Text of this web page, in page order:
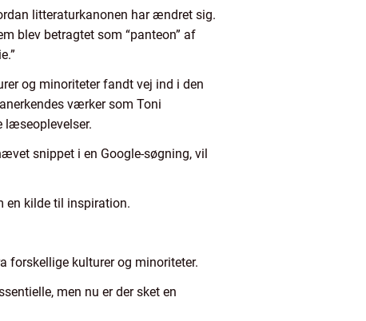
litteraturkanonen har ændret sig.
blev betragtet som “panteon” af
og minoriteter fandt vej ind i den
værker som Toni
læseoplevelser.
snippet i en Google-søgning, vil
en kilde til inspiration.
forskellige kulturer og minoriteter.
men nu er der sket en